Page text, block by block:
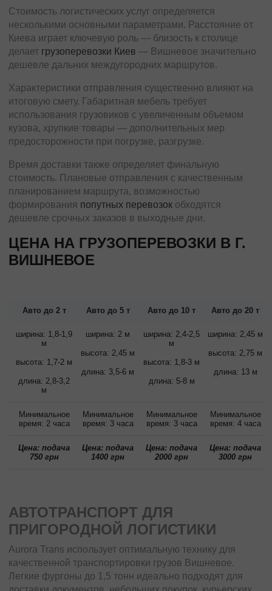
Стоимость логистических услуг определяется
несколькими основными параметрами. Расстояние от
Киева играет ключевую роль — близость к столице
делает грузоперевозки Киев — Вишневое значительно
дешевле дальних междугородних маршрутов.
Характеристики отправления существенно влияют на
итоговую смету. Габаритная мебель требует
использования грузовиков с увеличенным объемом
кузова, хрупкие товары — дополнительных мер
предосторожности при погрузке, разгрузке.
Время доставки также определяет финальную
стоимость. Плановые отправления с качественным
планированием маршрута, возможностью
формирования попутных перевозок обходятся
дешевле срочных заказов в выходные дни.
ЦЕНА НА ГРУЗОПЕРЕВОЗКИ В Г.
ВИШНЕВОЕ
Авто до 2 т Авто до 5 т Авто до 10 т Авто до 20 т
ширина: 1,8-1,9
м
высота: 1,7-2 м
длина: 2,8-3,2
м
ширина: 2 м
высота: 2,45 м
длина: 3,5-6 м
ширина: 2,4-2,5
м
высота: 1,8-3 м
длина: 5-8 м
ширина: 2,45 м
высота: 2,75 м
длина: 13 м
Минимальное
время: 2 часа
Минимальное
время: 3 часа
Минимальное
время: 3 часа
Минимальное
время: 4 часа
Цена: подача
750 грн
Цена: подача
1400 грн
Цена: подача
2000 грн
Цена: подача
3000 грн
АВТОТРАНСПОРТ ДЛЯ
ПРИГОРОДНОЙ ЛОГИСТИКИ
Aurora Trans использует оптимальную технику для
качественной транспортировки грузов Вишневое.
Легкие фургоны до 1,5 тонн идеально подходят для